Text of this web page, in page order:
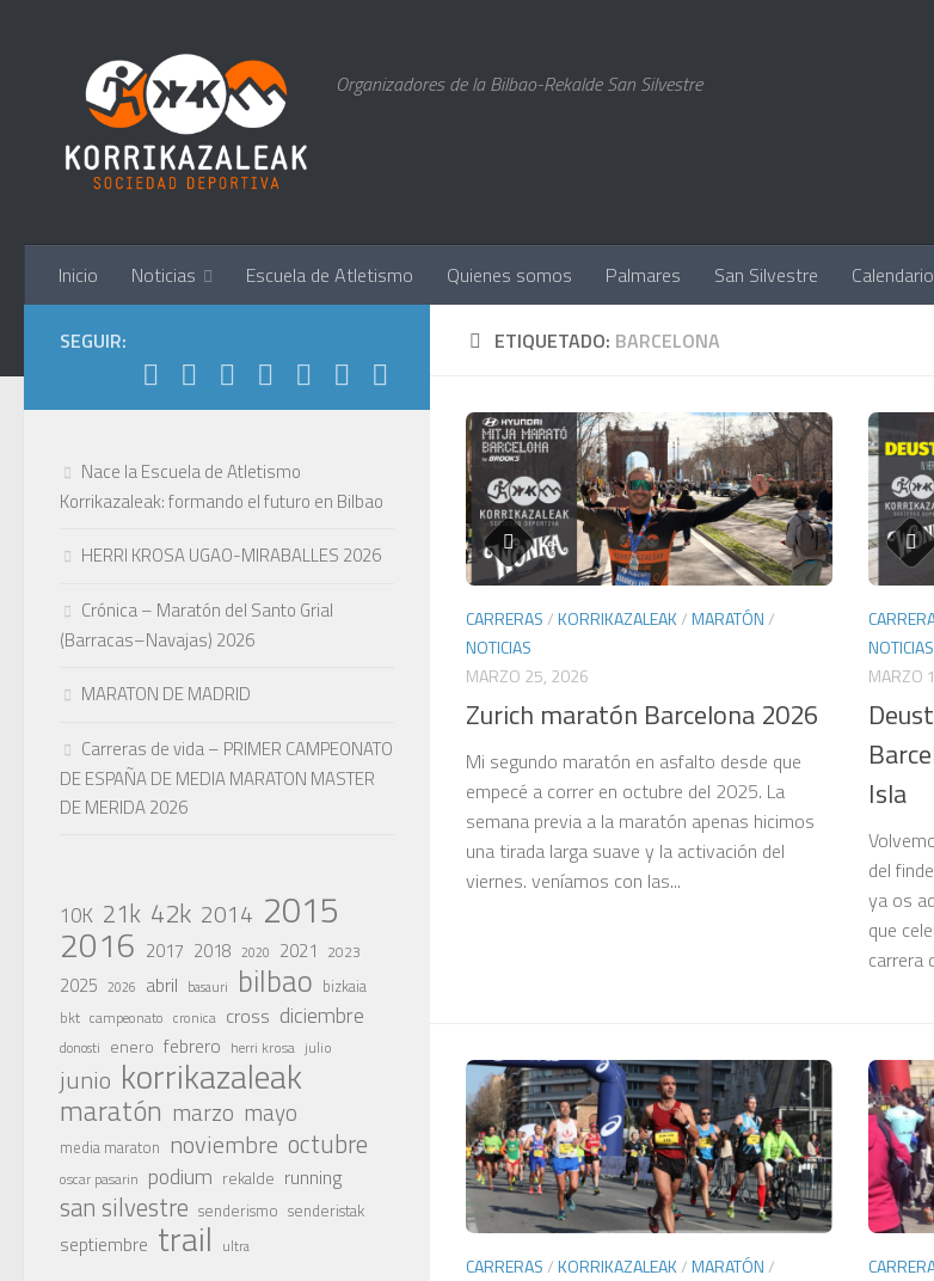
Organizadores de la Bilbao-Rekalde San Silvestre
Inicio Noticias Escuela de Atletismo Quienes somos Palmares San Silvestre Calendario
ETIQUETADO: BARCELONA
CARRERAS/KORRIKAZALEAK/MARATÓN/
NOTICIAS
MARZO 25, 2026
Zurich maratón Barcelona 2026
Mi segundo maratón en asfalto desde que
empecé a correr en octubre del 2025. La
semana previa a la maratón apenas hicimos
una tirada larga suave y la activación del
viernes. veníamos con las...
NOTICIAS
MARZO
Isla
del
ya os
que
carrera
CARRERAS/KORRIKAZALEAK/MARATÓN/
SEGUIR:
Nace la Escuela de Atletismo
Korrikazaleak: formando el futuro en Bilbao
HERRI KROSA UGAO-MIRABALLES 2026
Crónica – Maratón del Santo Grial
(Barracas–Navajas) 2026
MARATON DE MADRID
Carreras de vida – PRIMER CAMPEONATO
DE ESPAÑA DE MEDIA MARATON MASTER
DE MERIDA 2026
10K 21k 42k 2014 2015
2016 2017 2018 2020 2021 2023
2025 2026 abril basauri bilbao bizkaia
bkt campeonato cronica cross diciembre
donosti enero febrero herri krosa julio
junio korrikazaleak
maratón marzo mayo
media maraton noviembre octubre
oscar pasarin podium rekalde running
san silvestre senderismo senderistak
septiembre trail ultra